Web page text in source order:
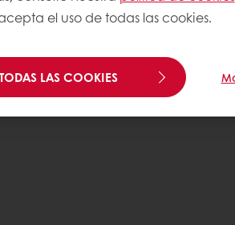
el uso de todas las cookies.
LAS COOKIES